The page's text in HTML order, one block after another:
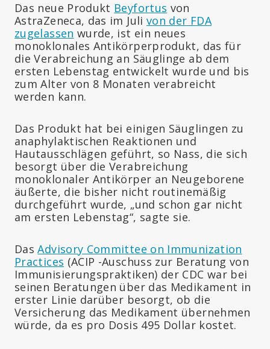
Das neue Produkt Beyfortus von
AstraZeneca, das im Juli von der FDA
zugelassen wurde, ist ein neues
monoklonales Antikörperprodukt, das für
die Verabreichung an Säuglinge ab dem
ersten Lebenstag entwickelt wurde und bis
zum Alter von 8 Monaten verabreicht
werden kann.
Das Produkt hat bei einigen Säuglingen zu
anaphylaktischen Reaktionen und
Hautausschlägen geführt, so Nass, die sich
besorgt über die Verabreichung
monoklonaler Antikörper an Neugeborene
äußerte, die bisher nicht routinemäßig
durchgeführt wurde, „und schon gar nicht
am ersten Lebenstag“, sagte sie.
DasAdvisory Committee on Immunization
Practices (ACIP -Auschuss zur Beratung von
Immunisierungspraktiken) der CDC war bei
seinen Beratungen über das Medikament in
erster Linie darüber besorgt, ob die
Versicherung das Medikament übernehmen
würde, da es pro Dosis 495 Dollar kostet.